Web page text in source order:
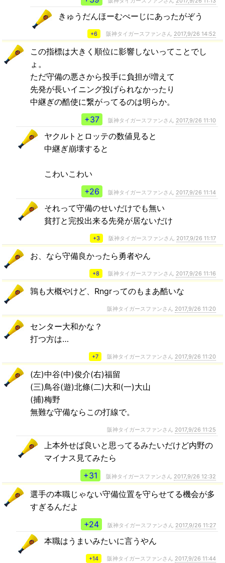
きゅうだんほーむぺーじにあったがぞう
+6 阪神タイガースファンさん 2017,9/26 14:52
この指標は大きく順位に影響しないってことでし
ょ。
ただ守備の悪さから投手に負担が増えて
先発が長いイニング投げられなかったり
中継ぎの酷使に繋がってるのは明らか。
+37
阪神タイガースファンさん 2017,9/26 11:10
ヤクルトとロッテの数値見ると
中継ぎ崩壊すると
こわいこわい
+26
阪神タイガースファンさん 2017,9/26 11:14
それって守備のせいだけでも無い
貧打と完投出来る先発が居ないだけ
+3 阪神タイガースファンさん 2017,9/26 11:17
お、なら守備良かったら勇者やん
+8 阪神タイガースファンさん 2017,9/26 11:16
鶉も大概やけど、Rngrってのもまあ酷いな
阪神タイガースファンさん 2017,9/26 11:20
センター大和かな？
打つ方は…
+7 阪神タイガースファンさん 2017,9/26 11:20
(左)中谷(中)俊介(右)福留
(三)鳥谷(遊)北條(二)大和(一)大山
(捕)梅野
無難な守備ならこの打線で。
阪神タイガースファンさん 2017,9/26 11:25
上本外せば良いと思ってるみたいだけど内野の
マイナス見てみたら
+31
阪神タイガースファンさん 2017,9/26 12:32
選手の本職じゃない守備位置を守らせてる機会が多
すぎるんだよ
+24
阪神タイガースファンさん 2017,9/26 11:27
本職はうまいみたいに言うやん
+14 阪神タイガースファンさん 2017,9/26 11:44